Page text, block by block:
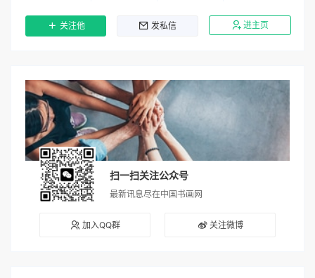
关注他 发私信 进主页
扫一扫关注公众号
最新讯息尽在中国书画网
加入QQ群 关注微博